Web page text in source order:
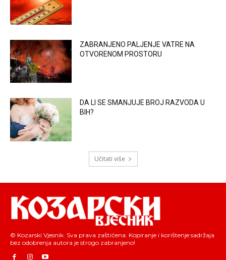
ZABRANJENO PALJENJE VATRE NA
OTVORENOM PROSTORU
DA LI SE SMANJUJE BROJ RAZVODA U
BIH?
Učitati više
© Kozarski Vjesnik. Sva prava zaštićena. Kopiranje i korištenje sadržaja
bez odobrenja autora je strogo zabranjeno!